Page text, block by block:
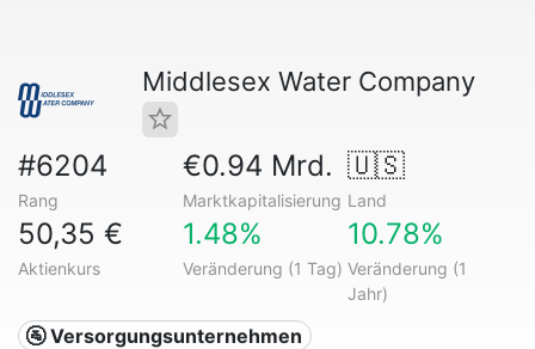
Middlesex Water Company
#6204
Rang
€0.94 Mrd.
Marktkapitalisierung
🇺🇸
Land
50,35 €
Aktienkurs
1.48%
Veränderung (1 Tag)
10.78%
Veränderung (1
Jahr)
🚰 Versorgungsunternehmen